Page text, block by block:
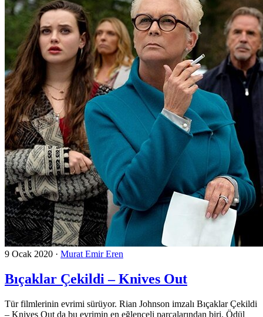
9 Ocak 2020 · Murat Emir Eren
Bıçaklar Çekildi – Knives Out
Tür filmlerinin evrimi sürüyor. Rian Johnson imzalı Bıçaklar Çekildi
– Knives Out da bu evrimin en eğlenceli parçalarından biri. Ödül